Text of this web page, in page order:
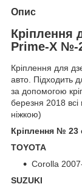
Опис
Кріплення
Prime-X №-
Кріплення для
авто. Підходить
за допомогою
березня 2018
ніжкою)
Кріплення № 23
TOYOTA
Corolla
SUZUKI